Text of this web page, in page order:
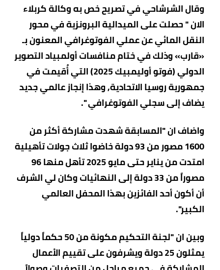
وقال الشرشاحي في تصريح خص به وكالة كربلاء
الان " حصلت على الميدالية البرونزية في محور
النقل المائي عن عملي الفوتوغرافي المعنون بـ
«قارب» وذلك في ختام منافسات أولمبياد التصوير
الدولي (فوتو أوليمبيك 2025) التي أُقيمت في
جمهورية روسيا الاتحادية, وهذا إنجاز عالمي جديد
يضاف إلى سجلي الفوتوغرافي ".
واضاف ان "المسابقة شهدت مشاركة أكثر من
1600 مصور من 93 دولة خاضوا ثلاث جولات تأهيلية
امتدت من يناير حتى مايو 2025 تأهل منها 96
مصوراً من 33 دولة إلى النهائيات وكان لي الشرف
أن أكون أحد الفائزين بهذا المحفل العالمي
الكبير".
وبين ان "لجنة التحكيم مكونة من 50 حكماً دولياً
يمثلون 25 دولة ويشرفون على تقييم الأعمال